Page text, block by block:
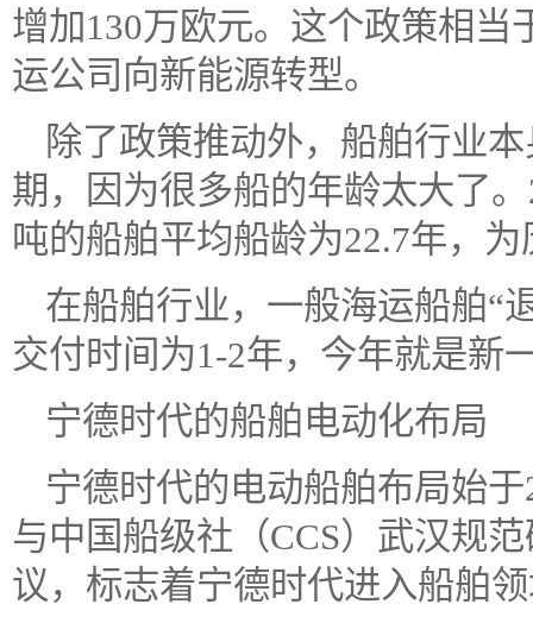
增加130万欧元。这个政策相当
运公司向新能源转型。
除了政策推动外，船舶行业
期，因为很多船的年龄太大了
吨的船舶平均船龄为22.7年，
在船舶行业，一般海运船舶“
交付时间为1-2年，今年就是新
宁德时代的船舶电动化布局
宁德时代的电动船舶布局始
与中国船级社（CCS）武汉规
议，标志着宁德时代进入船舶